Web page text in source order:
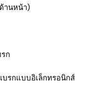
านหน้า)
ก
บรกแบบอิเล็กทรอนิกส์